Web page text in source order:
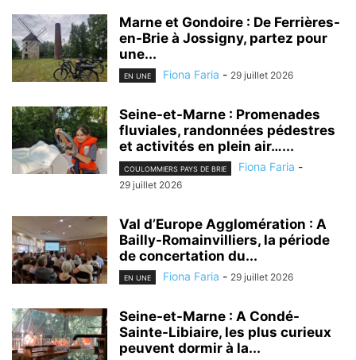
Marne et Gondoire : De Ferrières-
en-Brie à Jossigny, partez pour
une...
EN UNE Fiona Faria - 29 juillet 2026
Seine-et-Marne : Promenades
fluviales, randonnées pédestres
et activités en plein air…...
COULOMMIERS PAYS DE BRIE Fiona Faria -
29 juillet 2026
Val d’Europe Agglomération : A
Bailly-Romainvilliers, la période
de concertation du...
EN UNE Fiona Faria - 29 juillet 2026
Seine-et-Marne : A Condé-
Sainte-Libiaire, les plus curieux
peuvent dormir à la...